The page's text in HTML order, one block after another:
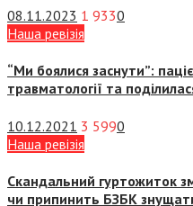
08.11.2023 1 9330
Наша ревізія
“Ми боялися заснути”:
травматології та
10.12.2021 3 5990
Наша ревізія
Скандальний гуртожиток
чи припинить БЗБК